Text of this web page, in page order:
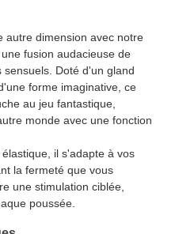
autre dimension avec notre
fusion audacieuse de
Doté d'un gland
forme imaginative, ce
au jeu fantastique,
monde avec une fonction
il s'adapte à vos
la fermeté que vous
une stimulation ciblée,
poussée.